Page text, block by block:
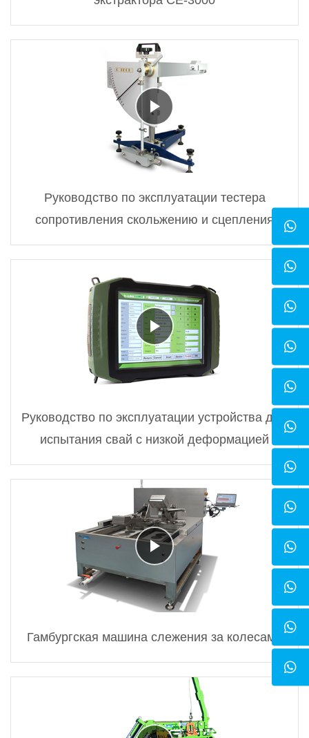
Руководство по эксплуатации тестера
сопротивления скольжению и сцепления
Руководство по эксплуатации устройства для
испытания свай с низкой деформацией
Гамбургская машина слежения за колесами